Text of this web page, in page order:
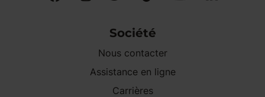
Société
Nous contacter
Assistance en ligne
Carrières